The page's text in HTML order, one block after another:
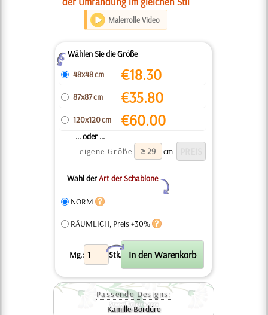
Malerrolle Video
ZWählen Sie die Größe
48x48 cm
€18.30
87x87 cm €35.80
120x120 cm €60.00
... oder ...
eigene Größe
cm
Wahl derArt der Schablone
Y
NORM
RÄUMLICH, Preis +30%
Mg.: Stk.
X
Passende Designs:
Kamille-Bordüre